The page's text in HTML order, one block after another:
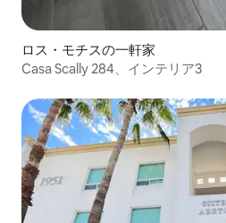
ロス・モチスの一軒家
Casa Scally 284、インテリア3